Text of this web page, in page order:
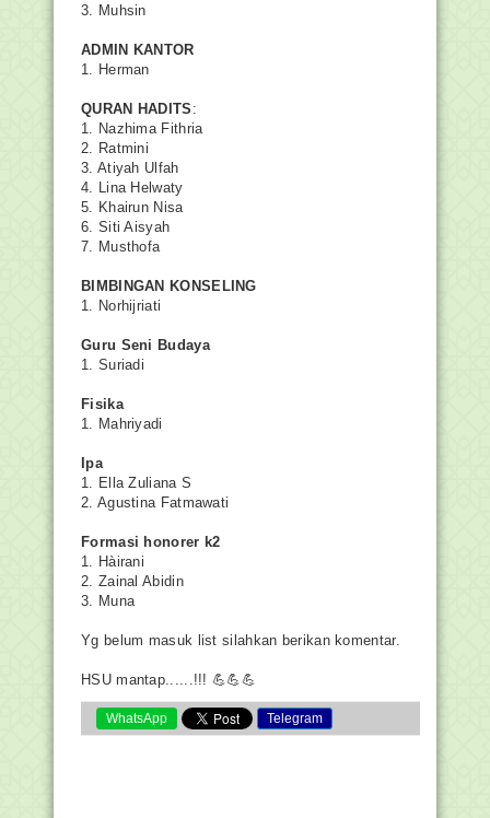
3. Muhsin
ADMIN KANTOR
1. Herman
QURAN HADITS :
1. Nazhima Fithria
2. Ratmini
3. Atiyah Ulfah
4. Lina Helwaty
5. Khairun Nisa
6. Siti Aisyah
7. Musthofa
BIMBINGAN KONSELING
1. Norhijriati
Guru Seni Budaya
1. Suriadi
Fisika
1. Mahriyadi
Ipa
1. Ella Zuliana S
2. Agustina Fatmawati
Formasi honorer k2
1. Hàirani
2. Zainal Abidin
3. Muna
Yg belum masuk list silahkan berikan komentar.
HSU mantap......!!! 💪💪💪
WhatsApp Telegram